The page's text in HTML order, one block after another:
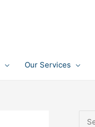
Our Services